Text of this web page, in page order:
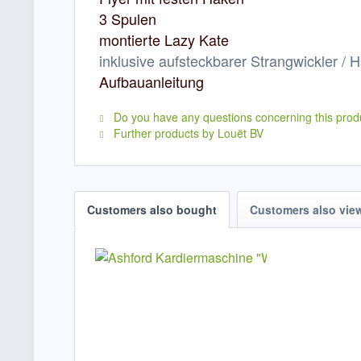
​3 Spulen
montierte Lazy Kate
inklusive aufsteckbarer Strangwickler /
Aufbauanleitung
Do you have any questions concerning this
Further products by Louët BV
Customers also bought Customers also